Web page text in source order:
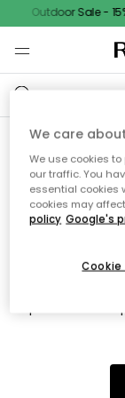
Outdoor Sale -
Vi
Detta kan bero
flyttats. Vi ber
prova att söka
We care
We use cookies
our traffic. You
essential cookies
cookies may
policy Google's